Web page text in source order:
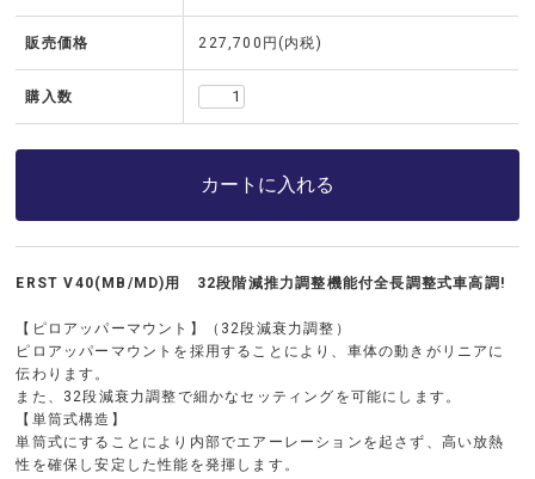
販売価格 227,700円(内税)
購入数
カートに入れる
ERST V40(MB/MD)用 32段階減推力調整機能付全長調整式車高調!
【ピロアッパーマウント】（32段減衰力調整）
ピロアッパーマウントを採用することにより、車体の動きがリニアに
伝わります。
また、32段減衰力調整で細かなセッティングを可能にします。
【単筒式構造】
単筒式にすることにより内部でエアーレーションを起さず、高い放熱
性を確保し安定した性能を発揮します。